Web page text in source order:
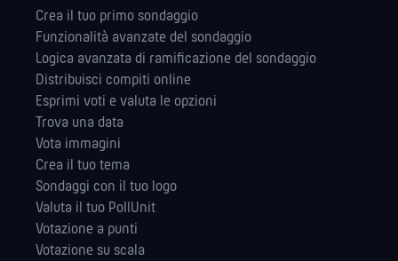
Crea il tuo primo sondaggio
Funzionalità avanzate del sondaggio
Logica avanzata di ramificazione del sondaggio
Distribuisci compiti online
Esprimi voti e valuta le opzioni
Trova una data
Vota immagini
Crea il tuo tema
Sondaggi con il tuo logo
Valuta il tuo PollUnit
Votazione a punti
Votazione su scala